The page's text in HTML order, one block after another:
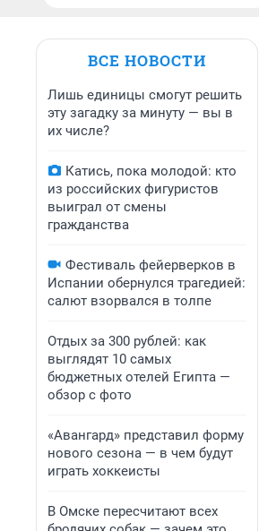
ВСЕ НОВОСТИ
Лишь единицы смогут решить
эту загадку за минуту — вы в
их числе?
Катись, пока молодой: кто
из российских фигуристов
выиграл от смены
гражданства
Фестиваль фейерверков в
Испании обернулся трагедией:
салют взорвался в толпе
Отдых за 300 рублей: как
выглядят 10 самых
бюджетных отелей Египта —
обзор с фото
«Авангард» представил форму
нового сезона — в чем будут
играть хоккеисты
В Омске пересчитают всех